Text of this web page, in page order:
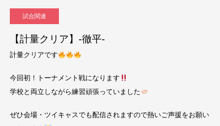
試合関連
【計量クリア】-徹平-
計量クリアです
今回初！トーナメント戦になります
学校と両立しながら練習頑張っていました
ぜひ会場・ツイキャスでも配信されますので熱いご声援をお願い